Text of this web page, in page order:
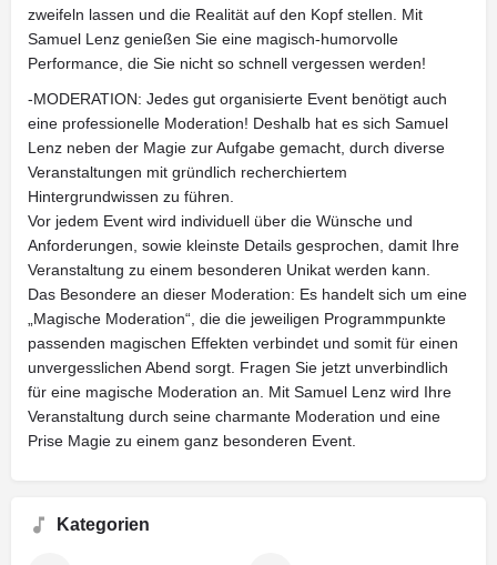
zweifeln lassen und die Realität auf den Kopf stellen. Mit
Samuel Lenz genießen Sie eine magisch-humorvolle
Performance, die Sie nicht so schnell vergessen werden!
-MODERATION: Jedes gut organisierte Event benötigt auch
eine professionelle Moderation! Deshalb hat es sich Samuel
Lenz neben der Magie zur Aufgabe gemacht, durch diverse
Veranstaltungen mit gründlich recherchiertem
Hintergrundwissen zu führen.
Vor jedem Event wird individuell über die Wünsche und
Anforderungen, sowie kleinste Details gesprochen, damit Ihre
Veranstaltung zu einem besonderen Unikat werden kann.
Das Besondere an dieser Moderation: Es handelt sich um eine
„Magische Moderation“, die die jeweiligen Programmpunkte
passenden magischen Effekten verbindet und somit für einen
unvergesslichen Abend sorgt. Fragen Sie jetzt unverbindlich
für eine magische Moderation an. Mit Samuel Lenz wird Ihre
Veranstaltung durch seine charmante Moderation und eine
Prise Magie zu einem ganz besonderen Event.
Kategorien